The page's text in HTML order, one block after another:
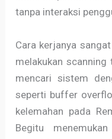
tanpa interaksi
Cara kerjanya
melakukan
mencari sistem
seperti buffer
kelemahan pada
Begitu